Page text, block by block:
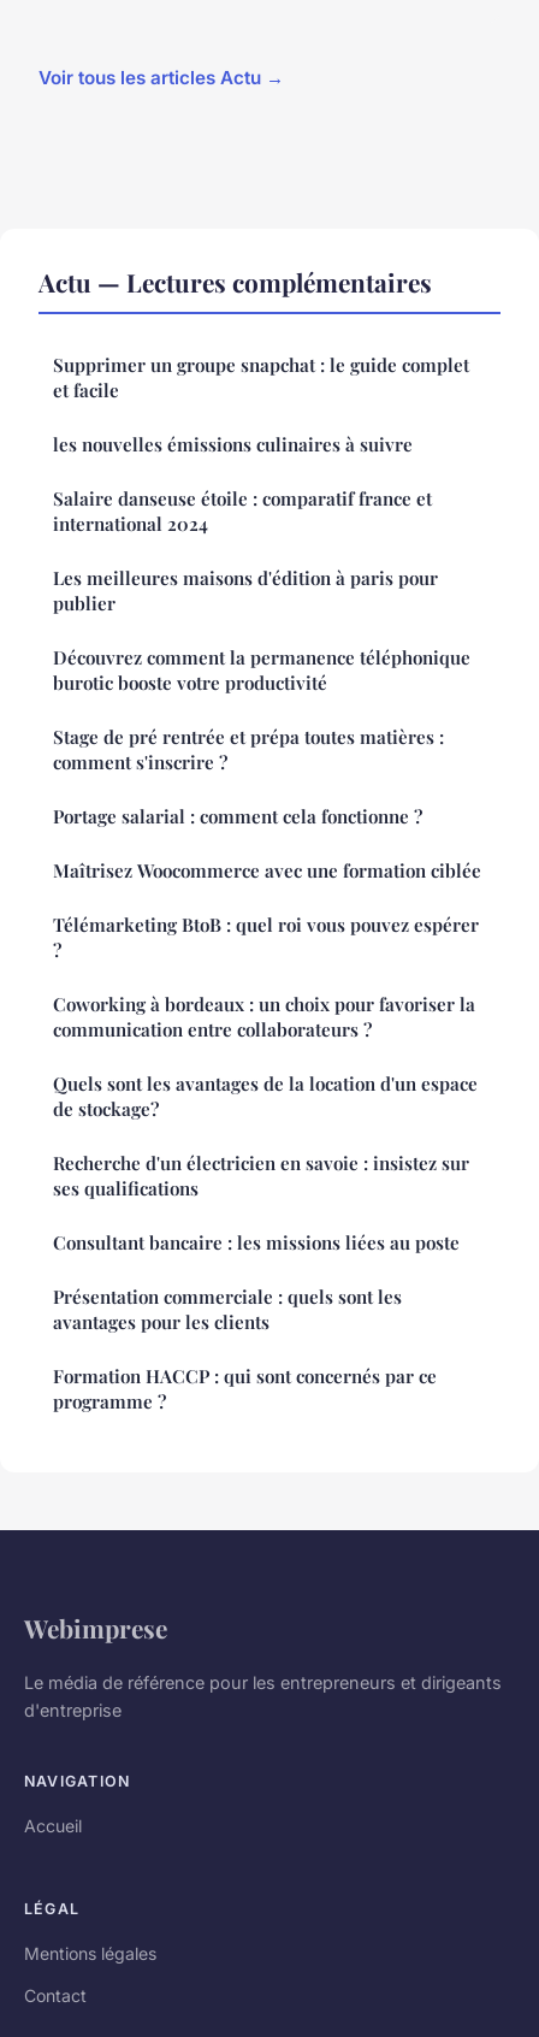
Voir tous les articles Actu →
Actu — Lectures complémentaires
Supprimer un groupe snapchat : le guide complet
et facile
les nouvelles émissions culinaires à suivre
Salaire danseuse étoile : comparatif france et
international 2024
Les meilleures maisons d'édition à paris pour
publier
Découvrez comment la permanence téléphonique
burotic booste votre productivité
Stage de pré rentrée et prépa toutes matières :
comment s'inscrire ?
Portage salarial : comment cela fonctionne ?
Maîtrisez Woocommerce avec une formation ciblée
Télémarketing BtoB : quel roi vous pouvez espérer
?
Coworking à bordeaux : un choix pour favoriser la
communication entre collaborateurs ?
Quels sont les avantages de la location d'un espace
de stockage?
Recherche d'un électricien en savoie : insistez sur
ses qualifications
Consultant bancaire : les missions liées au poste
Présentation commerciale : quels sont les
avantages pour les clients
Formation HACCP : qui sont concernés par ce
programme ?
Webimprese
Le média de référence pour les entrepreneurs et dirigeants
d'entreprise
NAVIGATION
Accueil
LÉGAL
Mentions légales
Contact